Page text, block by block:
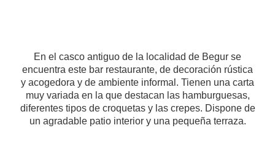
En el casco antiguo de la localidad de Begur se
encuentra este bar restaurante, de decoración rústica
y acogedora y de ambiente informal. Tienen una carta
muy variada en la que destacan las hamburguesas,
diferentes tipos de croquetas y las crepes. Dispone de
un agradable patio interior y una pequeña terraza.